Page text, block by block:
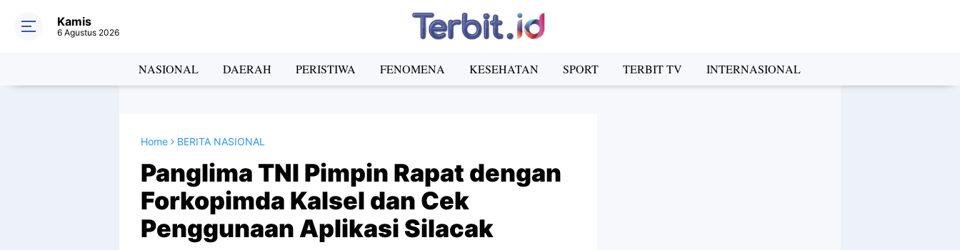
Kamis
6 Agustus 2026
NASIONAL DAERAH PERISTIWA FENOMENA KESEHATAN SPORT TERBIT TV INTERNASIONAL
Home BERITA NASIONAL
Panglima TNI Pimpin Rapat dengan
Forkopimda Kalsel dan Cek
Penggunaan Aplikasi Silacak